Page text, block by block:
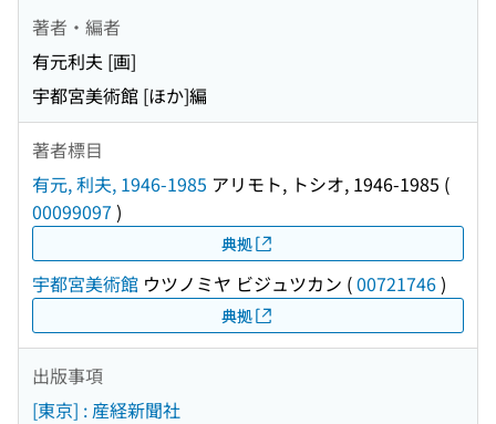
著者・編者
有元利夫 [画]
宇都宮美術館 [ほか]編
著者標目
有元, 利夫, 1946-1985 アリモト, トシオ, 1946-1985 (
00099097 )
典拠
宇都宮美術館 ウツノミヤ ビジュツカン (00721746)
典拠
出版事項
[東京] : 産経新聞社